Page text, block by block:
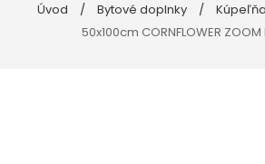
Úvod Bytové doplnky Kúpeľňa
50x100cm CORNFLOWER